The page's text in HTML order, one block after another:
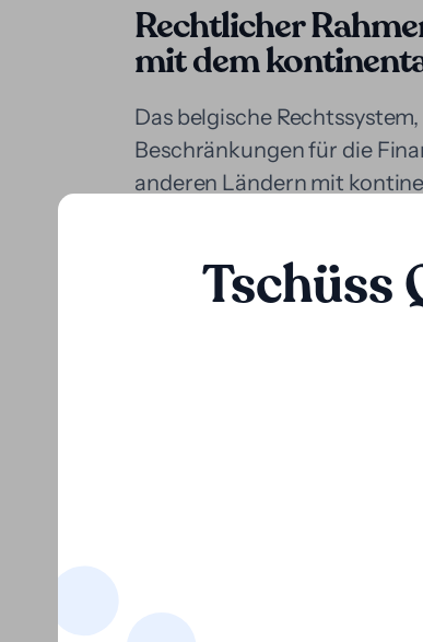
Tschüss
Rechtlicher
mit dem
Das belgische
Beschränkungen für die
anderen Ländern mit
Die Abtretung von
erlaubt, was eine Offenheit
Das belgische Gesetz hat
reguliert, verbietet oder